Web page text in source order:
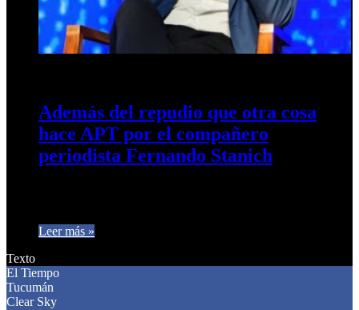
Además del repudio que otra cosa
hace APT por el compañero
periodista Fernando Stanich
Leer más »
Texto
El Tiempo
Tucumán
Clear Sky